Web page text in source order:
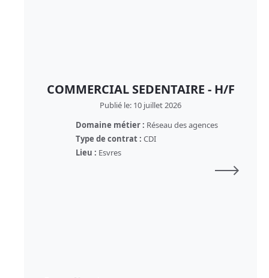
COMMERCIAL SEDENTAIRE - H/F
Publié le: 10 juillet 2026
Domaine métier : Réseau des agences
Type de contrat : CDI
Lieu : Esvres